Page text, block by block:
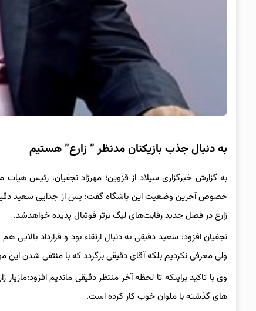
به دنبال جذب بازیکنان مدنظر ” زارع” هستیم
به گزارش خبرگزاری سیلاد از قزوین؛ مهرزاد نجفیان، رئیس
خصوص آخرین وضعیت این باشگاه گفت: پس از جدایی سعید
زارع در فصل جدید رقابت‌های لیگ برتر فوتبال پدیده خواهدشد.
نجفیان افزود: سعید دقیقی به دنبال ارتقاء بود و قرارداد
ولی معرفی نکردیم بلکه آقای دقیقی برگردد که با منتفی شدن
وی با تاکید براینکه تا لحظه آخر منتظر دقیقی ماندیم
های گذشته با ملوان خوب کار کرده است.